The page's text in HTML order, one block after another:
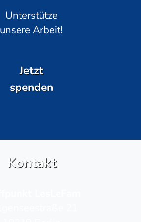
Unterstütze
unsere Arbeit!
Jetzt
spenden
Kontakt